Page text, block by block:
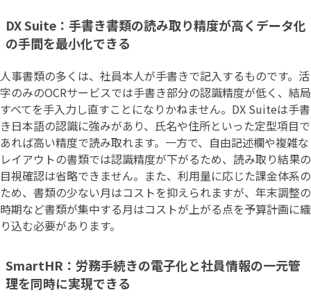
DX Suite：手書き書類の読み取り精度が高くデータ化
の手間を最小化できる
人事書類の多くは、社員本人が手書きで記入するものです。活
字のみのOCRサービスでは手書き部分の認識精度が低く、結局
すべてを手入力し直すことになりかねません。DX Suiteは手書
き日本語の認識に強みがあり、氏名や住所といった定型項目で
あれば高い精度で読み取れます。一方で、自由記述欄や複雑な
レイアウトの書類では認識精度が下がるため、読み取り結果の
目視確認は省略できません。また、利用量に応じた課金体系の
ため、書類の少ない月はコストを抑えられますが、年末調整の
時期など書類が集中する月はコストが上がる点を予算計画に織
り込む必要があります。
SmartHR：労務手続きの電子化と社員情報の一元管
理を同時に実現できる